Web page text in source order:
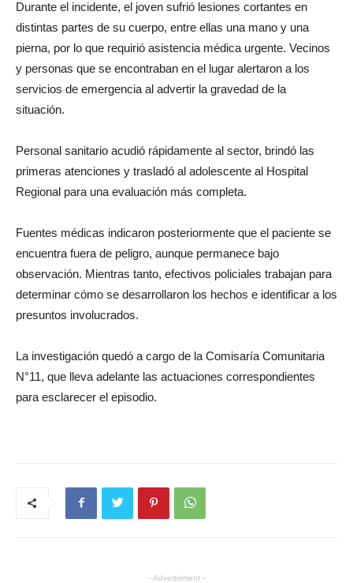
Durante el incidente, el joven sufrió lesiones cortantes en
distintas partes de su cuerpo, entre ellas una mano y una
pierna, por lo que requirió asistencia médica urgente. Vecinos
y personas que se encontraban en el lugar alertaron a los
servicios de emergencia al advertir la gravedad de la
situación.
Personal sanitario acudió rápidamente al sector, brindó las
primeras atenciones y trasladó al adolescente al Hospital
Regional para una evaluación más completa.
Fuentes médicas indicaron posteriormente que el paciente se
encuentra fuera de peligro, aunque permanece bajo
observación. Mientras tanto, efectivos policiales trabajan para
determinar cómo se desarrollaron los hechos e identificar a los
presuntos involucrados.
La investigación quedó a cargo de la Comisaría Comunitaria
N°11, que lleva adelante las actuaciones correspondientes
para esclarecer el episodio.
- Advertisment -